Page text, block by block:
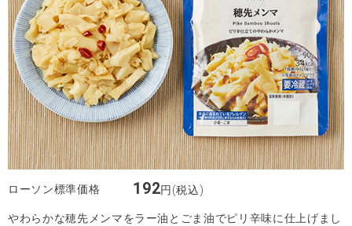
ローソン標準価格 192円(税込)
やわらかな穂先メンマをラー油とごま油でピリ辛味に仕上げまし